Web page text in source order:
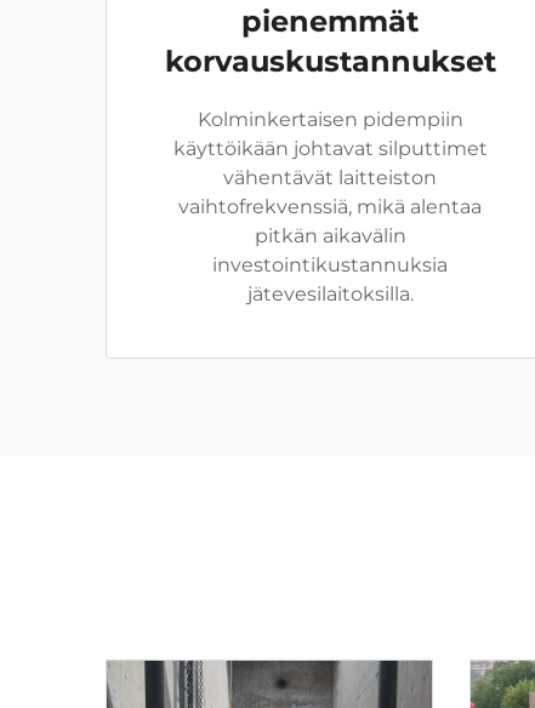
pienemmät
korvauskustannukset
Kolminkertaisen pidempiin
käyttöikään johtavat silputtimet
vähentävät laitteiston
vaihtofrekvenssiä, mikä alentaa
pitkän aikavälin
investointikustannuksia
jätevesilaitoksilla.